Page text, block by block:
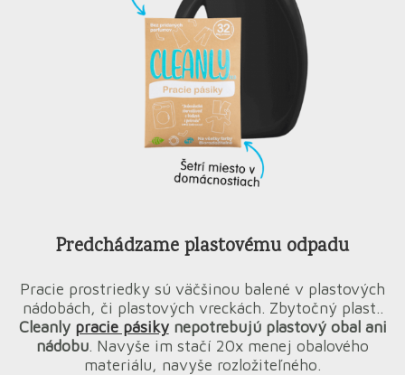
Predchádzame plastovému odpadu
Pracie prostriedky sú väčšinou balené v plastových
nádobách, či plastových vreckách. Zbytočný plast..
Cleanly pracie pásikynepotrebujú plastový obal ani
nádobu. Navyše im stačí 20x menej obalového
materiálu, navyše rozložiteľného.